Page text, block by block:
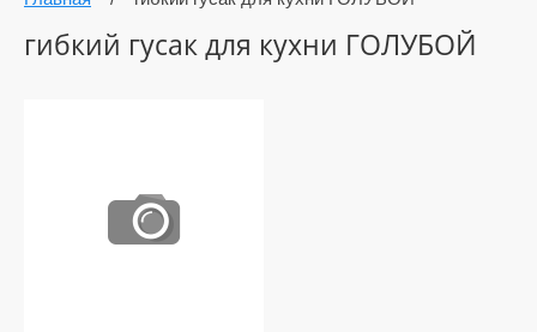
гибкий гусак для кухни ГОЛУБОЙ